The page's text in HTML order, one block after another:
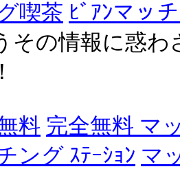
喫茶 ﾋﾞｱﾝマッ
その情報に惑
料 完全無料 マ
ング ｽﾃｰｼｮﾝ マ